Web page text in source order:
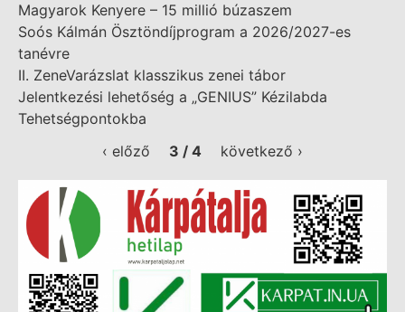
Magyarok Kenyere – 15 millió búzaszem
Soós Kálmán Ösztöndíjprogram a 2026/2027-es
tanévre
II. ZeneVarázslat klasszikus zenei tábor
Jelentkezési lehetőség a „GENIUS” Kézilabda
Tehetségpontokba
‹ előző
3 / 4 következő ›